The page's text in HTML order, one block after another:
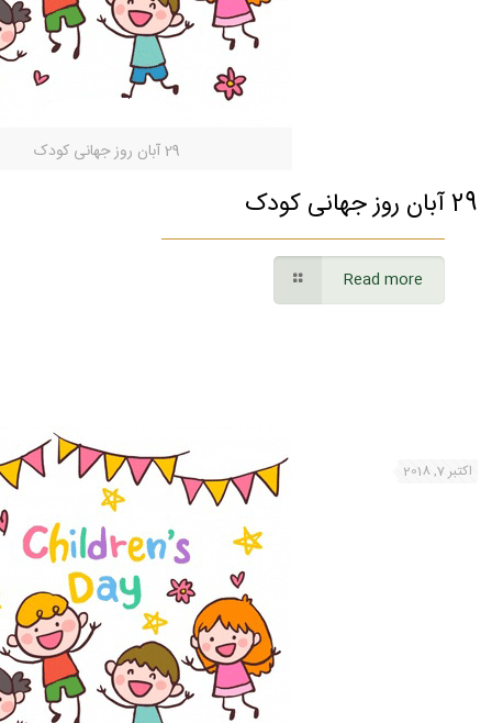
29 آبان روز جهانی کودک
29 آبان روز جهانی کودک
Read more
اکتبر 7, 2018